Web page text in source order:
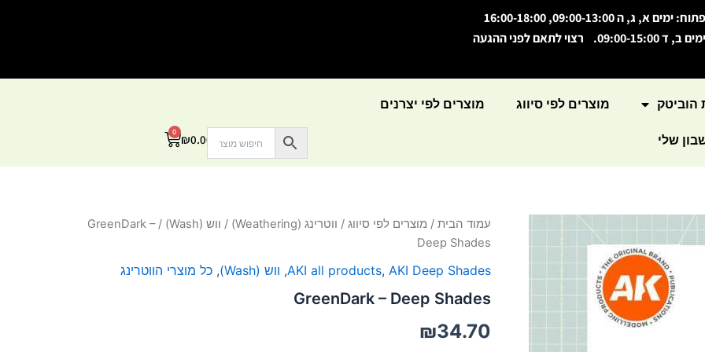
פתוח: ימים א, ג, ה 09:00-13:00, 16:00-18:00
ימים ב, ד 09:00-15:00. רצוי לתאם לפני ההגעה
הוביטק מוצרים לפי סיווג מוצרים לפי יצרנים
שלי ₪0.00
0
עגלת
עמוד הבית / מוצרים לפי סיווג / ווטרינג (Weathering) / ווש (Wash)
/ GreenDark –
Deep Shades
AKI all products, AKI Deep Shades
, ווש (Wash) , כל מוצרי הווטרינג
GreenDark – Deep Shades
₪34.70
כמות
GreenDark
-
Shades